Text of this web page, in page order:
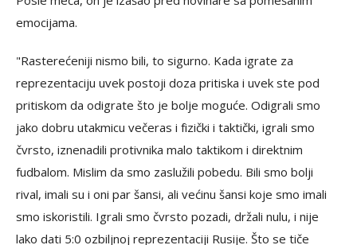
emocijama.
"Rasterećeniji nismo bili, to sigurno. Kada igrate za
reprezentaciju uvek postoji doza pritiska i uvek ste pod
pritiskom da odigrate što je bolje moguće. Odigrali smo
jako dobru utakmicu večeras i fizički i taktički, igrali smo
čvrsto, iznenadili protivnika malo taktikom i direktnim
fudbalom. Mislim da smo zaslužili pobedu. Bili smo bolji
rival, imali su i oni par šansi, ali većinu šansi koje smo imali
smo iskoristili. Igrali smo čvrsto pozadi, držali nulu, i nije
lako dati 5:0 ozbiljnoj reprezentaciji Rusije. Što se tiče